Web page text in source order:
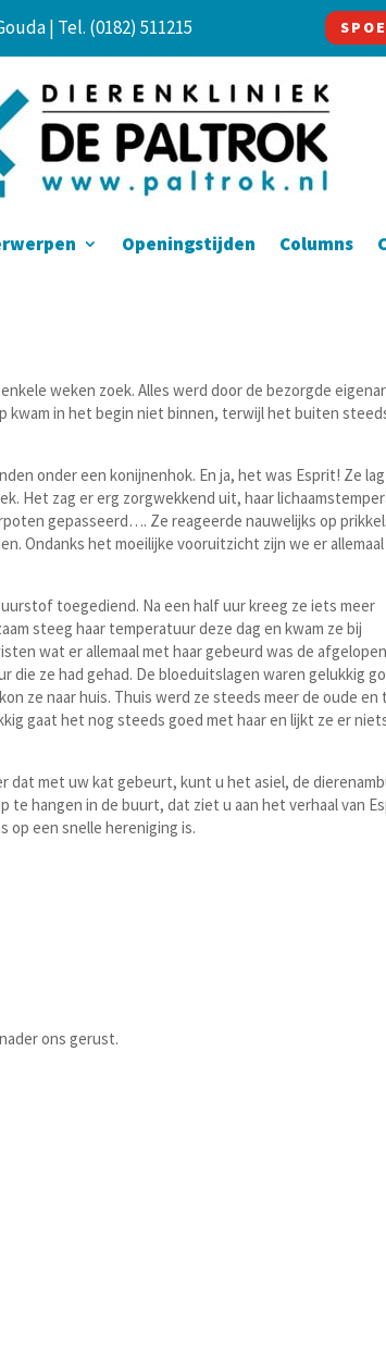
| Tel. (0182) 511215
Openingstijden Columns
weken zoek. Alles werd door de bezorgde
kwam in het begin niet binnen, terwijl het buiten
onder een konijnenhok. En ja, het was Esprit! Ze
Het zag er erg zorgwekkend uit, haar
gepasseerd…. Ze reageerde nauwelijks op
Ondanks het moeilijke vooruitzicht zijn we er
toegediend. Na een half uur kreeg ze iets meer
steeg haar temperatuur deze dag en kwam ze bij
wat er allemaal met haar gebeurd was de
ze had gehad. De bloeduitslagen waren gelukkig
ze naar huis. Thuis werd ze steeds meer de oude en
gaat het nog steeds goed met haar en lijkt ze er
dat met uw kat gebeurt, kunt u het asiel, de
hangen in de buurt, dat ziet u aan het verhaal van
op een snelle hereniging is.
ons gerust.